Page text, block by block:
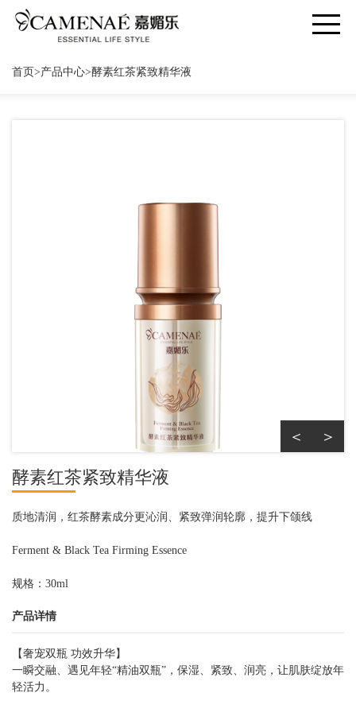
首页>产品中心>酵素红茶紧致精华液
＞
＜
酵素红茶紧致精华液
质地清润，红茶酵素成分更沁润、紧致弹润轮廓，提升下颌线
Ferment & Black Tea Firming Essence
规格：30ml
产品详情
【奢宠双瓶 功效升华】
一瞬交融、遇见年轻“精油双瓶”，保湿、紧致、润亮，让肌肤绽放年
轻活力。